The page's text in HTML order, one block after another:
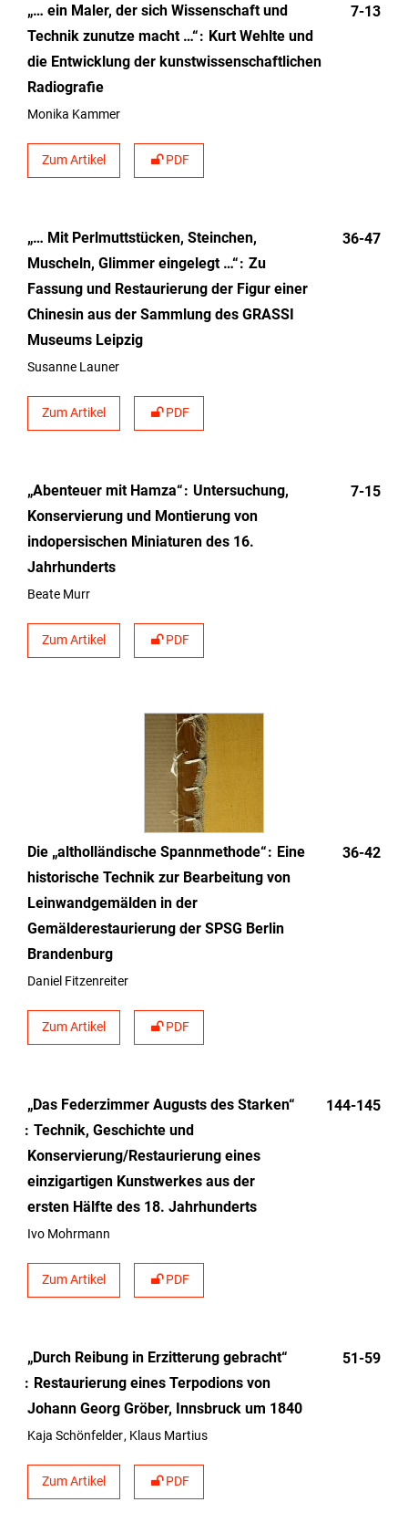
„… ein Maler, der sich Wissenschaft und
Technik zunutze macht …“ Kurt Wehlte und
die Entwicklung der kunstwissenschaftlichen
Radiografie
Monika Kammer
Zum Artikel PDF
7-13
„… Mit Perlmuttstücken, Steinchen,
Muscheln, Glimmer eingelegt …“ Zu
Fassung und Restaurierung der Figur einer
Chinesin aus der Sammlung des GRASSI
Museums Leipzig
Susanne Launer
Zum Artikel PDF
36-47
„Abenteuer mit Hamza“ Untersuchung,
Konservierung und Montierung von
indopersischen Miniaturen des 16.
Jahrhunderts
Beate Murr
Zum Artikel PDF
7-15
Die „altholländische Spannmethode“ Eine
historische Technik zur Bearbeitung von
Leinwandgemälden in der
Gemälderestaurierung der SPSG Berlin
Brandenburg
Daniel Fitzenreiter
Zum Artikel PDF
36-42
„Das Federzimmer Augusts des Starken“
Technik, Geschichte und
Konservierung/Restaurierung eines
einzigartigen Kunstwerkes aus der
ersten Hälfte des 18. Jahrhunderts
Ivo Mohrmann
Zum Artikel PDF
144-145
„Durch Reibung in Erzitterung gebracht“
Restaurierung eines Terpodions von
Johann Georg Gröber, Innsbruck um 1840
Kaja Schönfelder Klaus Martius
Zum Artikel PDF
51-59